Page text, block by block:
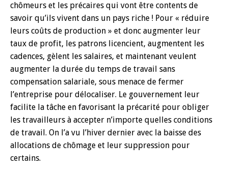
chômeurs et les précaires qui vont être contents de
savoir qu’ils vivent dans un pays riche ! Pour « réduire
leurs coûts de production » et donc augmenter leur
taux de profit, les patrons licencient, augmentent les
cadences, gèlent les salaires, et maintenant veulent
augmenter la durée du temps de travail sans
compensation salariale, sous menace de fermer
l’entreprise pour délocaliser. Le gouvernement leur
facilite la tâche en favorisant la précarité pour obliger
les travailleurs à accepter n’importe quelles conditions
de travail. On l’a vu l’hiver dernier avec la baisse des
allocations de chômage et leur suppression pour
certains.